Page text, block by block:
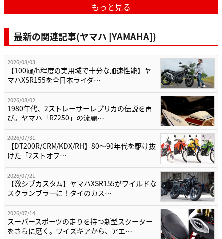
もっと見る
最新の関連記事(ヤマハ [YAMAHA])
2026/08/03
【100㎞/h程度の実用域で十分な加速性能】ヤ
マハXSR155を全日本ライダ…
2026/08/02
1980年代、2ストレーサーレプリカの伝説を再
び。ヤマハ「RZ250」の流麗…
2026/07/31
【DT200R/CRM/KDX/RH】80〜90年代を駆け抜
けた「2ストオフ…
2026/07/21
【激シブカスタム】ヤマハXSR155がワイルドな
スクランブラーに！タイのカス…
2026/07/14
スーパースポーツの走りを持つ新型スクーター
をさらに磨く。ワイズギアから、アエ…